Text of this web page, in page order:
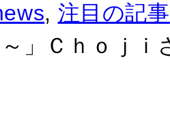
, 注目の記事
」Ｃｈｏｊｉ